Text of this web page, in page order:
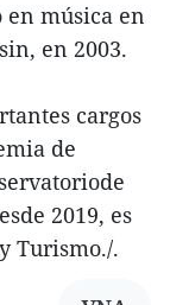
en música en
en 2003.
cargos
de
2019, es
Turismo./.